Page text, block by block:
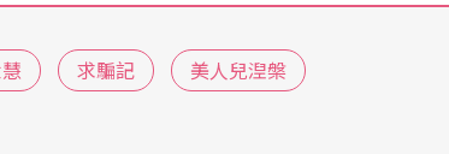
求騙記 美人兒湼槃